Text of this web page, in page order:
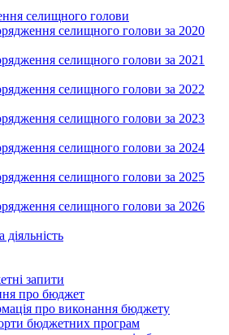
селищного голови
селищного голови за 2020
селищного голови за 2021
селищного голови за 2022
селищного голови за 2023
селищного голови за 2024
селищного голови за 2025
селищного голови за 2026
діяльність
запити
про бюджет
про виконання бюджету
бюджетних програм